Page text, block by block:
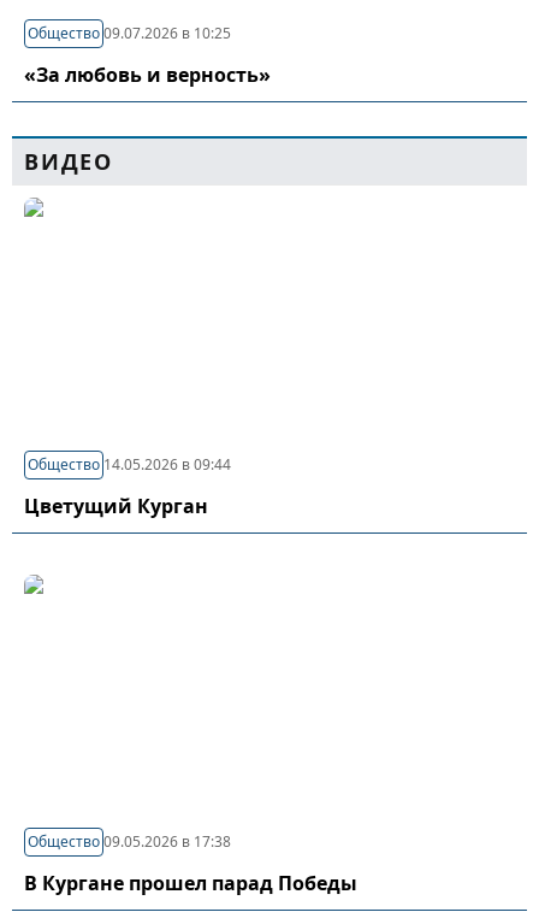
Общество09.07.2026 в 10:25
«За любовь и верность»
ВИДЕО
Общество 14.05.2026 в 09:44
Цветущий Курган
Общество09.05.2026 в 17:38
В Кургане прошел парад Победы